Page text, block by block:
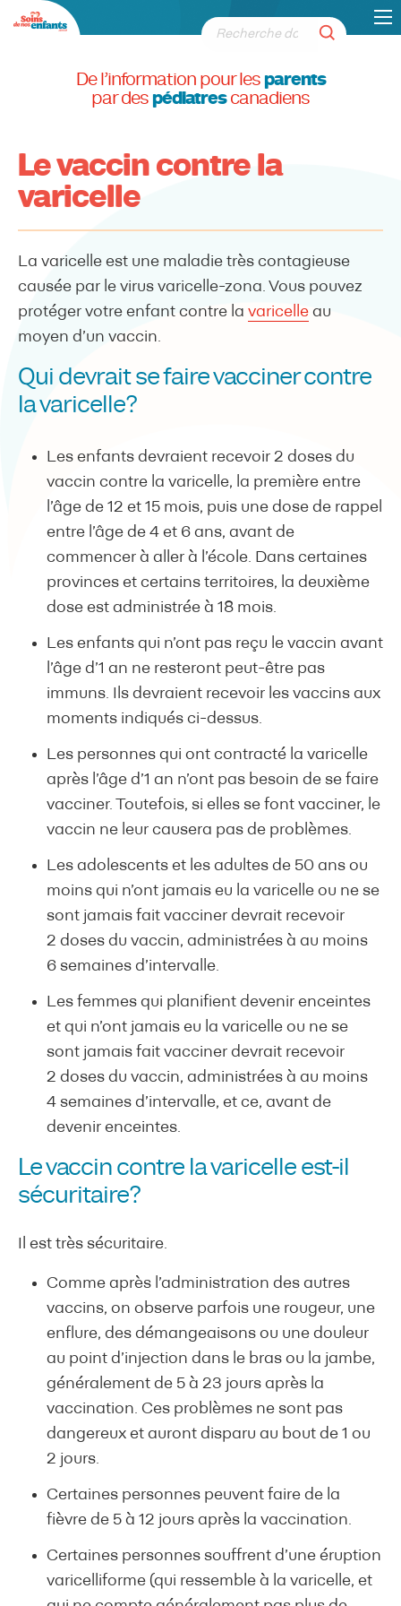
De l’information pour les parents
par des pédiatrescanadiens
Le vaccin contre la
varicelle
La varicelle est une maladie très contagieuse
causée par le virus varicelle-zona. Vous pouvez
protéger votre enfant contre la varicelle au
moyen d’un vaccin.
Qui devrait se faire vacciner contre
la varicelle?
Les enfants devraient recevoir 2 doses du
vaccin contre la varicelle, la première entre
l’âge de 12 et 15 mois, puis une dose de rappel
entre l’âge de 4 et 6 ans, avant de
commencer à aller à l’école. Dans certaines
provinces et certains territoires, la deuxième
dose est administrée à 18 mois.
Les enfants qui n’ont pas reçu le vaccin avant
l’âge d’1 an ne resteront peut-être pas
immuns. Ils devraient recevoir les vaccins aux
moments indiqués ci-dessus.
Les personnes qui ont contracté la varicelle
après l’âge d’1 an n’ont pas besoin de se faire
vacciner. Toutefois, si elles se font vacciner, le
vaccin ne leur causera pas de problèmes.
Les adolescents et les adultes de 50 ans ou
moins qui n’ont jamais eu la varicelle ou ne se
sont jamais fait vacciner devrait recevoir
2 doses du vaccin, administrées à au moins
6 semaines d’intervalle.
Les femmes qui planifient devenir enceintes
et qui n’ont jamais eu la varicelle ou ne se
sont jamais fait vacciner devrait recevoir
2 doses du vaccin, administrées à au moins
4 semaines d’intervalle, et ce, avant de
devenir enceintes.
Le vaccin contre la varicelle est-il
sécuritaire?
Il est très sécuritaire.
Comme après l’administration des autres
vaccins, on observe parfois une rougeur, une
enflure, des démangeaisons ou une douleur
au point d’injection dans le bras ou la jambe,
généralement de 5 à 23 jours après la
vaccination. Ces problèmes ne sont pas
dangereux et auront disparu au bout de 1 ou
2 jours.
Certaines personnes peuvent faire de la
fièvre de 5 à 12 jours après la vaccination.
Certaines personnes souffrent d’une éruption
varicelliforme (qui ressemble à la varicelle, et